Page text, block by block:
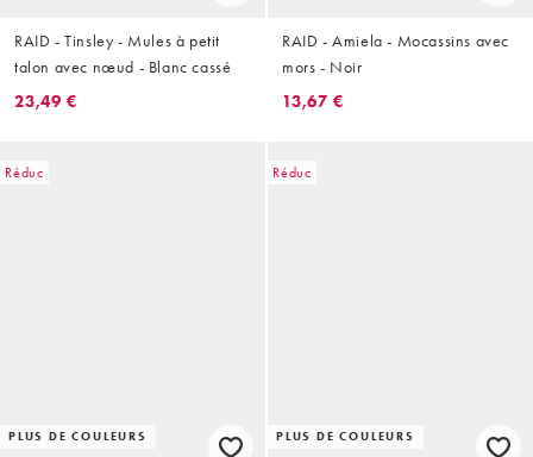
RAID - Tinsley - Mules à petit
talon avec nœud - Blanc cassé
23,49 €
RAID - Amiela - Mocassins avec
mors - Noir
13,67 €
Réduc
PLUS DE COULEURS
Réduc
PLUS DE COULEURS